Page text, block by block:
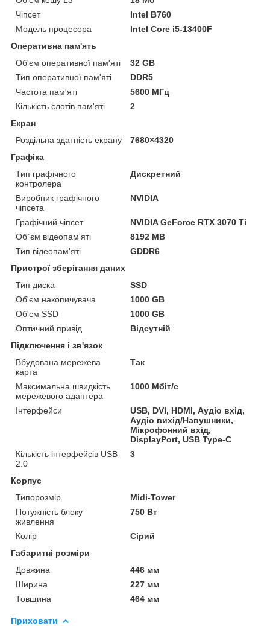
Чіпсет
Intel B760
Модель процесора
Intel Core i5-13400F
Оперативна пам'ять
Об'єм оперативної пам'яті
32 GB
Тип оперативної пам'яті
DDR5
Частота пам'яті
5600 МГц
Кількість слотів пам'яті
2
Екран
Роздільна здатність екрану
7680×4320
Графіка
Тип графічного
контролера
Дискретний
Виробник графічного
чіпсета
NVIDIA
Графічний чіпсет
NVIDIA GeForce RTX 3070 Ti
Об`єм відеопам'яті
8192 MB
Тип відеопам'яті
GDDR6
Пристрої зберігання даних
Тип диска
SSD
Об'єм накопичувача
1000 GB
Об'єм SSD
1000 GB
Оптичний привід
Відсутній
Підключення і зв'язок
Вбудована мережева
карта
Так
Максимальна швидкість
мережевого адаптера
1000 Мбіт/с
Інтерфейси
USB, DVI, HDMI, Аудіо вхід,
Аудіо вихід/Навушники,
Мікрофонний вхід,
DisplayPort, USB Type-C
Кількість інтерфейсів USB
2.0
3
Корпус
Типорозмір
Midi-Tower
Потужність блоку
живлення
750 Вт
Колір
Сірий
Габаритні розміри
Довжина
446 мм
Ширина
227 мм
Товщина
464 мм
Приховати